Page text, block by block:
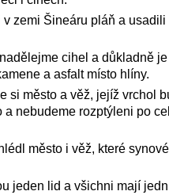
zemi Šineáru pláň a usadili
cihel a důkladně je
a asfalt místo hlíny.
si město a věž, jejíž vrchol
a nebudeme rozptýleni po
město i věž, které synové
jeden lid a všichni mají